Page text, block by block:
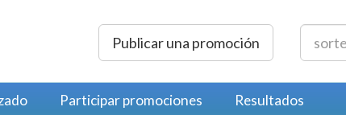
Publicar una promoción
Participar promociones Resultados